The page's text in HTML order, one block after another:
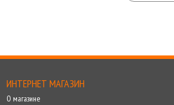
ИНТЕРНЕТ МАГАЗИН
О магазине